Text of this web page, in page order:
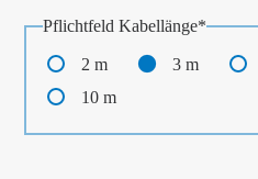
PflichtfeldKabellänge*
2 m 3 m
10 m